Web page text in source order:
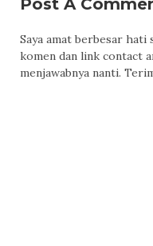
Saya amat berbesar hati
komen dan link contact
menjawabnya nanti.